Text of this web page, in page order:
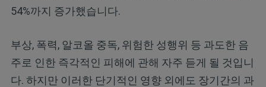
54%까지 증가했습니다.
부상, 폭력, 알코올 중독, 위험한 성행위 등 과도한 음
주로 인한 즉각적인 피해에 관해 자주 듣게 될 것입니
다. 하지만 이러한 단기적인 영향 외에도 장기간의 과